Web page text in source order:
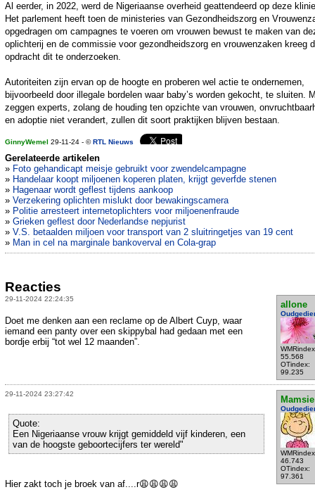
Al eerder, in 2022, werd de Nigeriaanse overheid geattendeerd op deze
Het parlement heeft toen de ministeries van Gezondheidszorg en
opgedragen om campagnes te voeren om vrouwen bewust te maken van
oplichterij en de commissie voor gezondheidszorg en vrouwenzaken kreeg
opdracht dit te onderzoeken.
Autoriteiten zijn ervan op de hoogte en proberen wel actie te ondernemen,
bijvoorbeeld door illegale bordelen waar baby’s worden gekocht, te sluiten.
zeggen experts, zolang de houding ten opzichte van vrouwen,
en adoptie niet verandert, zullen dit soort praktijken blijven bestaan.
GinnyWemel 29-11-24 - ©RTL Nieuws
Gerelateerde artikelen
» Foto gehandicapt meisje gebruikt voor zwendelcampagne
» Handelaar koopt miljoenen koperen platen, krijgt geverfde stenen
» Hagenaar wordt geflest tijdens aankoop
» Verzekering oplichten mislukt door bewakingscamera
» Politie arresteert internetoplichters voor miljoenenfraude
» Grieken geflest door Nederlandse nepjurist
» V.S. betaalden miljoen voor transport van 2 sluitringetjes van 19 cent
» Man in cel na marginale bankoverval en Cola-grap
Reacties
29-11-2024 22:24:35
allone
55.568
OTindex:
99.235
Doet me denken aan een reclame op de Albert Cuyp, waar
iemand een panty over een skippybal had gedaan met een
bordje erbij “tot wel 12 maanden”.
29-11-2024 23:27:42
Mamsie
46.743
OTindex:
97.361
Quote:
Een Nigeriaanse vrouw krijgt gemiddeld vijf kinderen, een
van de hoogste geboortecijfers ter wereld"
Hier zakt toch je broek van af....r😩😩😩😩